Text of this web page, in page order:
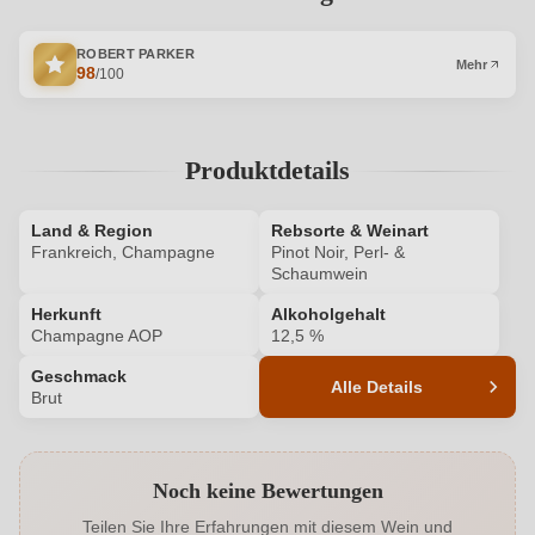
ROBERT PARKER
98/100
Mehr
Produktdetails
Land & Region
Frankreich, Champagne
Rebsorte & Weinart
Pinot Noir, Perl- &
Schaumwein
Herkunft
Champagne AOP
Alkoholgehalt
12,5 %
Geschmack
Brut
Alle Details
Alkoholgehalt in % 12,5 %
Noch keine Bewertungen
Teilen Sie Ihre Erfahrungen mit diesem Wein und